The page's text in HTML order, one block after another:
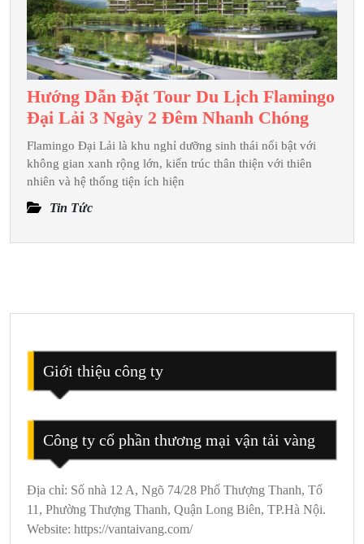
Chuộng
Hướng Dẫn Đặt Tour Du Lịch Flamingo
Đại Lải 3 Ngày 2 Đêm Nhanh ChóngHướng
Dẫn
Đặt
Đại
Nhanh
Flamingo Đại Lải là khu nghỉ dưỡng sinh thái nổi bật với
không gian xanh rộng lớn, kiến trúc thân thiện với thiên
nhiên và hệ thống tiện ích hiện
Tin Tức
Giới thiệu công ty
Công ty cổ phần thương mại vận tải vàng
Địa chỉ: Số nhà 12 A, Ngõ 74/28 Phố Thượng Thanh, Tổ
11, Phường Thượng Thanh, Quận Long Biên, TP.Hà Nội.
Website: https://vantaivang.com/